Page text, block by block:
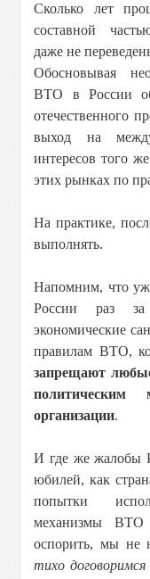
Сколько лет
составной
даже не
Обосновывая
ВТО в России
отечественного
выход на
интересов того
этих рынках по
На практике,
выполнять.
Напомним, что
России раз
экономические
правилам ВТО,
запрещают
политическим
организации.
И где же жалобы
юбилей, как
попытки
механизмы ВТО
оспорить, мы не
тихо договоримся